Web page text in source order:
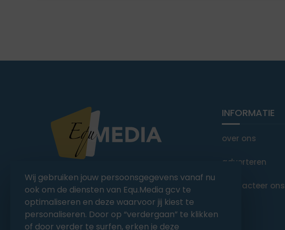
You Ride it We Write it,
Equestrian news
INFORMATIE
over ons
adverteren
Contacteer ons
Wij gebruiken jouw persoonsgegevens vanaf nu
ook om de diensten van Equ.Media gcv te
optimaliseren en deze waarvoor jij kiest te
personaliseren. Door op “verdergaan” te klikken
of door verder te surfen, erken je deze